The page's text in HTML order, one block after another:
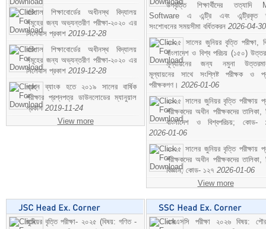
বরিশাল শিক্ষাবোর্ডের অধীনস্থ বিদ্যালয়
সমূহের জন্য অভ্যন্তরীণ পরীক্ষা-২০২০ এর
সিলেবাস প্রকাশ 2019-12-28
বরিশাল শিক্ষাবোর্ডের অধীনস্থ বিদ্যালয়
সমূহের জন্য অভ্যন্তরীণ পরীক্ষা-২০২০ এর
সিলেবাস প্রকাশ 2019-12-28
প্রশ্ন ব্যাংক হতে ২০১৯ সালের বার্ষিক
পরীক্ষার প্রশ্নপত্র ডাউনলোডের ম্যানুয়াল
প্রকাশ 2019-11-24
View more
উপবৃত্তি শিক্ষার্থীদের তত্যাদি
Software এ এন্ট্রি এবং এন্ট্রিকৃত
সংশোধনের সময়সীমা বর্ধিতকরন 2026-04-30
২০২৫ সালের জুনিয়র বৃত্তি পরীক্ষা,
বাংলাদেশ ও বিশ্ব পরিচয় (১৫০)
মূল্যায়নের জন্য নমুনা
মূল্যায়নের সাথে সংশ্লিষ্ট পরীক্ষক ও
পরীক্ষকগণ। 2026-01-06
২০২৫ সালের জুনিয়র বৃত্তি পরীক্ষায়
পরীক্ষকদের অধীন পরীক্ষকদের তালিকা,
বাংলাদেশ ও বিশ্বপরিচয়; কোড-
2026-01-06
২০২৫ সালের জুনিয়র বৃত্তি পরীক্ষায়
পরীক্ষকদের অধীন পরীক্ষকদের তালিকা,
বিজ্ঞান; কোড- ১২৭ 2026-01-06
View more
জুনিয়র বৃত্তি পরীক্ষা- ২০২৫ (বিষয়: গণিত -
এসএসসি পরীক্ষা ২০২৬ বিষয়: